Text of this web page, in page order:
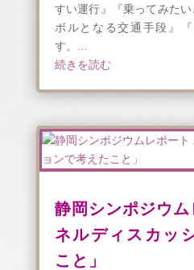
すい運行』『乗ってみた
ボルとなる交通手段』
す。...
続きを読む
静岡シンポジウ
ネルディスカッ
こと」